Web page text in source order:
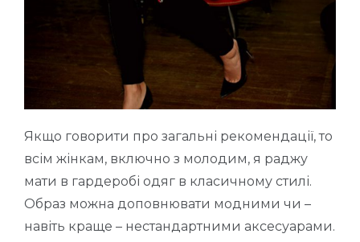
Якщо говорити про загальні рекомендації, то
всім жінкам, включно з молодим, я раджу
мати в гардеробі одяг в класичному стилі.
Образ можна доповнювати модними чи –
навіть краще – нестандартними аксесуарами.